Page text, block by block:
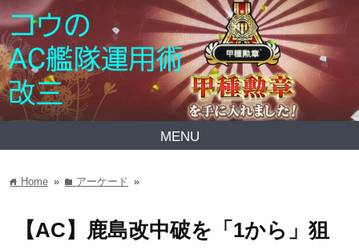
MENU
home Home » folder アーケード »
【AC】鹿島改中破を「1から」狙